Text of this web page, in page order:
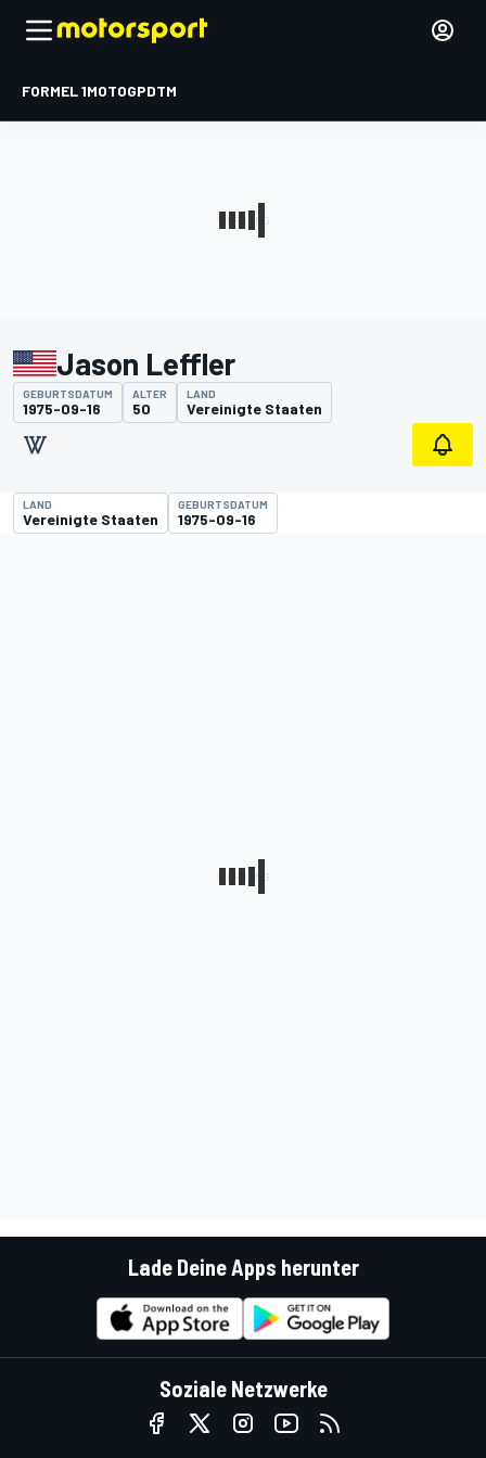
FORMEL 1MOTOGPDTM
Jason Leffler
GEBURTSDATUM
1975-09-16
ALTER
50
LAND
Vereinigte Staaten
LAND
Vereinigte Staaten
GEBURTSDATUM
1975-09-16
Lade Deine Apps herunter
Soziale Netzwerke